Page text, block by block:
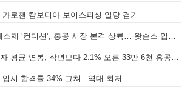
로챈 캄보디아 보이스피싱 일당 검거
대한민국 대표 숙취해소제 ‘컨디션’, 홍콩 시장 본격 상륙… 왓슨스 입점 기념 할인 행사 진행
[홍콩사회] 홍콩 대졸자 평균 연봉, 작년보다 2.1% 오른 33만 6천 홍콩달러 기록
시 합격률 34% 그쳐...역대 최저